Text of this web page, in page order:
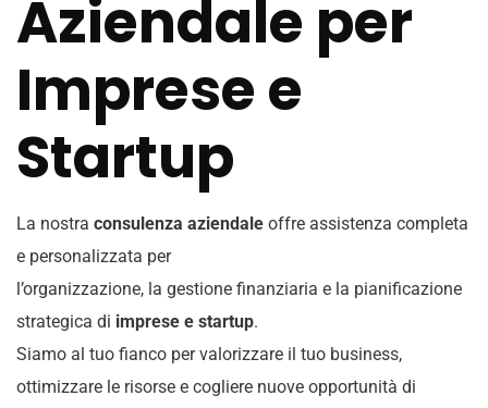
Aziendale per
Imprese e
Startup
La nostra consulenza aziendale offre assistenza completa
e personalizzata per
l’organizzazione, la gestione finanziaria e la pianificazione
strategica di imprese e startup.
Siamo al tuo fianco per valorizzare il tuo business,
ottimizzare le risorse e cogliere nuove opportunità di